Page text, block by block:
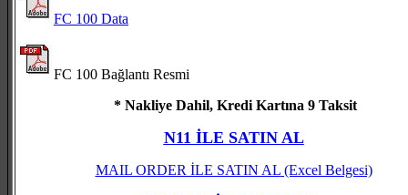
FC 100 Data
FC 100 Bağlantı Resmi
* Nakliye Dahil, Kredi Kartına 9 Taksit
N11 İLE SATIN AL
MAIL ORDER İLE SATIN AL(Excel Belgesi)